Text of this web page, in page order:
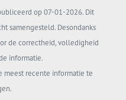
op 07-01-2026. Dit
samengesteld. Desondanks
de correctheid, volledigheid
informatie.
meest recente informatie te